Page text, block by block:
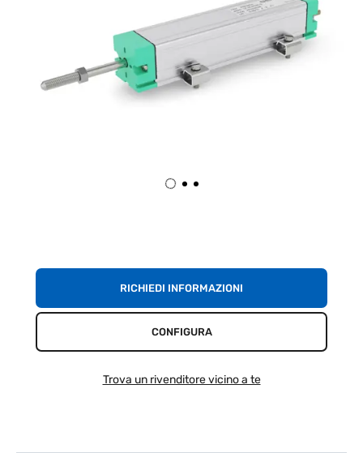
RICHIEDI INFORMAZIONI
CONFIGURA
Trova un rivenditore vicino a te